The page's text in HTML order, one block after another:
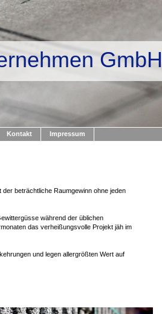
GmbH
Kontakt Impressum
beträchtliche Raumgewinn ohne jeden
während der üblichen
das verheißungsvolle Projekt jäh im
und legen allergrößten Wert auf